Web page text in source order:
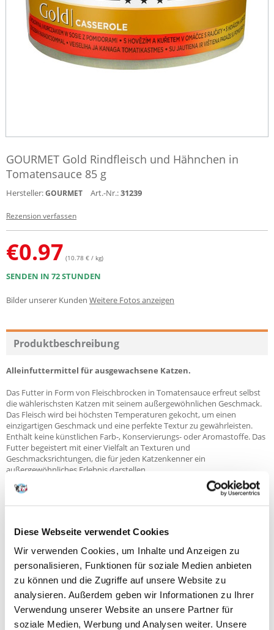
Diese Webseite verwendet Cookies
Wir verwenden Cookies, um Inhalte und Anzeigen zu
personalisieren, Funktionen für soziale Medien anbieten
zu können und die Zugriffe auf unsere Website zu
analysieren. Außerdem geben wir Informationen zu Ihrer
Verwendung unserer Website an unsere Partner für
soziale Medien, Werbung und Analysen weiter. Unsere
GOURMET Gold Rindfleisch und Hähnchen in
Tomatensauce 85 g
Hersteller:GOURMET Art.-Nr.:31239
Rezension verfassen
€0.97 (10.78 € / kg)
SENDEN IN 72 STUNDEN
Bilder unserer Kunden Weitere Fotos anzeigen
Produktbeschreibung
Alleinfuttermittel für ausgewachsene Katzen.
Das Futter in Form von Fleischbrocken in Tomatensauce erfreut selbst
die wählerischsten Katzen mit seinem außergewöhnlichen Geschmack.
Das Fleisch wird bei höchsten Temperaturen gekocht, um einen
einzigartigen Geschmack und eine perfekte Textur zu gewährleisten.
Enthält keine künstlichen Farb-, Konservierungs- oder Aromastoffe. Das
Futter begeistert mit einer Vielfalt an Texturen und
Geschmacksrichtungen, die für jeden Katzenkenner ein
außergewöhnliches Erlebnis darstellen.
Fleisch und tierische Erzeugnisse (u.a. Rind 6%, Huhn 8%), pflanzliche
4% Tomaten in Sauce), Fisch und Fischprodukte, Mineralstoffe, Zucker.
Analytische Bestandteile:
Feuchte: 81,0%, Eiweiß: 10,0%, Rohöle und -fette: 2,8%, Rohasche: 2,6%,
Rohfaser: 0,1%.